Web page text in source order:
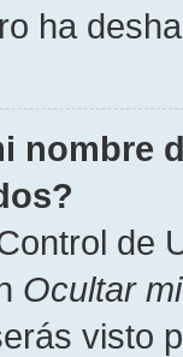
ha
nombre
de
Ocultar
visto